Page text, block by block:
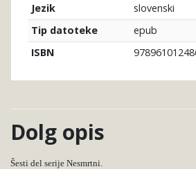
Jezik
slovenski
Tip datoteke
epub
ISBN
Dolg opis
Šesti del serije Nesmrtni.